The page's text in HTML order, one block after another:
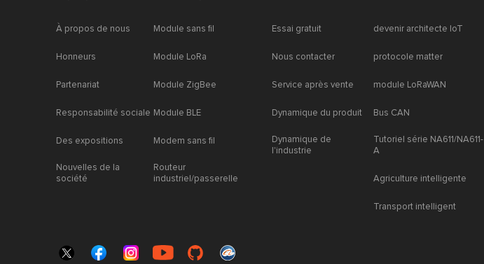
À propos de nous
Honneurs
Partenariat
Responsabilité sociale
Des expositions
Nouvelles de la
société
Module sans fil
Module LoRa
Module ZigBee
Module BLE
Modem sans fil
Routeur
industriel/passerelle
Essai gratuit
Nous contacter
Service après vente
Dynamique du produit
Dynamique de
l'industrie
devenir architecte IoT
protocole matter
module LoRaWAN
Bus CAN
Tutoriel série NA611/NA611-
A
Agriculture intelligente
Transport intelligent